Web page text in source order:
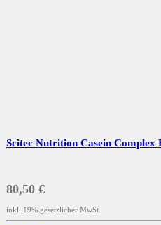
Scitec Nutrition Casein Complex
80,50 €
inkl. 19% gesetzlicher MwSt.